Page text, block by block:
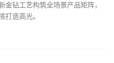
钻工艺构筑全场景产品矩阵，
打造高光。